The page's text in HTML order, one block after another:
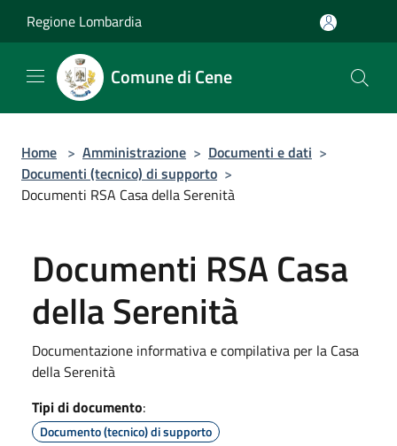
Regione Lombardia
Comune di Cene
Home > Amministrazione > Documenti e dati >
Documenti (tecnico) di supporto >
Documenti RSA Casa della Serenità
Documenti RSA Casa
della Serenità
Documentazione informativa e compilativa per la Casa
della Serenità
Tipi di documento:
Documento (tecnico) di supporto